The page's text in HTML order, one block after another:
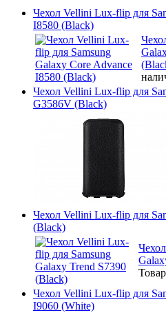
Чехол Vellini Lux-flip для
I8580 (Black)
Чехол Vellini Lux-flip для
G3586V (Black)
Чехол Vellini Lux-flip для
(Black)
Чехол Vellini Lux-flip для
I9060 (White)